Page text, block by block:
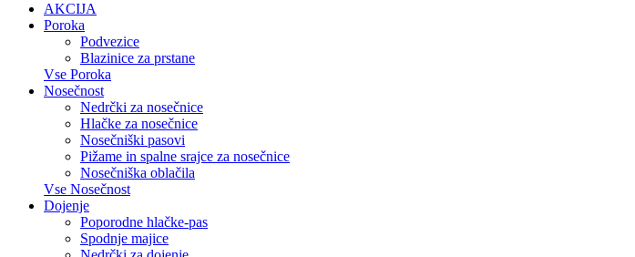
AKCIJA
Poroka
Podvezice
Blazinice za prstane
Vse Poroka
Nosečnost
Nedrčki za nosečnice
Hlačke za nosečnice
Nosečniški pasovi
Pižame in spalne srajce za nosečnice
Nosečniška oblačila
Vse Nosečnost
Dojenje
Poporodne hlačke-pas
Spodnje majice